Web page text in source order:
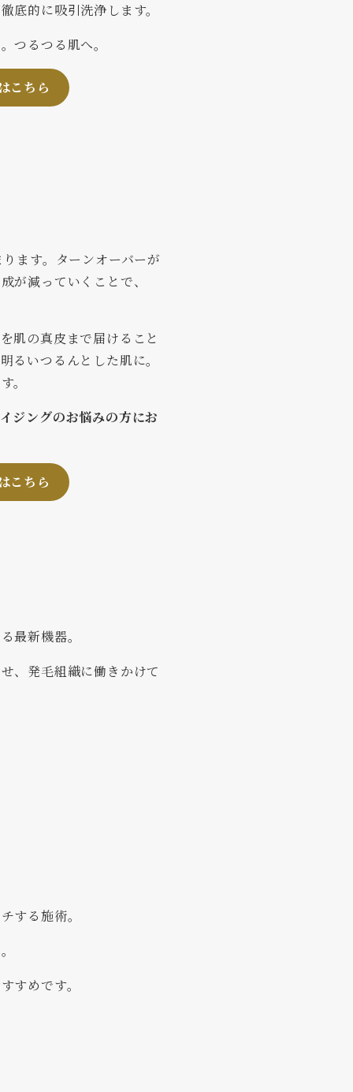
底的に吸引洗浄します。
つるつる肌へ。
こちら
ます。ターンオーバーが
が減っていくことで、
肌の真皮まで届けること
るいつるんとした肌に。
。
ジングのお悩みの方にお
こちら
最新機器。
、発毛組織に働きかけて
する施術。
すめです。